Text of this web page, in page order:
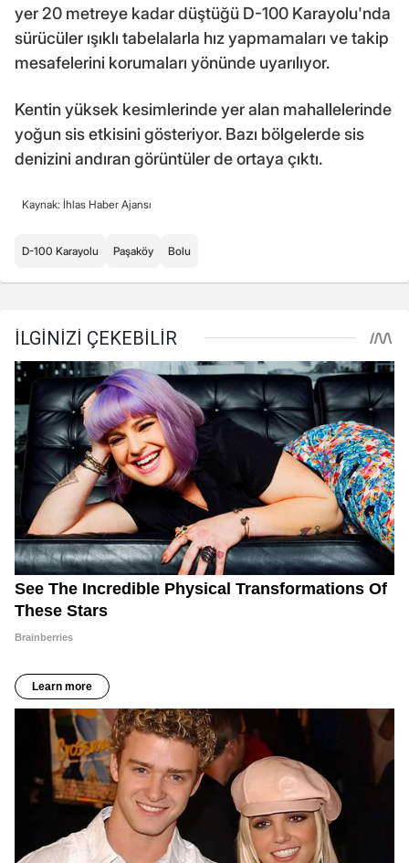
yer 20 metreye kadar düştüğü D-100 Karayolu'nda
sürücüler ışıklı tabelalarla hız yapmamaları ve takip
mesafelerini korumaları yönünde uyarılıyor.
Kentin yüksek kesimlerinde yer alan mahallelerinde
yoğun sis etkisini gösteriyor. Bazı bölgelerde sis
denizini andıran görüntüler de ortaya çıktı.
Kaynak: İhlas Haber Ajansı
D-100 Karayolu Paşaköy Bolu